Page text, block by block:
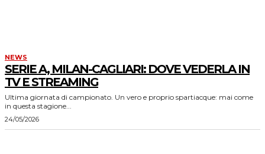
NEWS
SERIE A, MILAN-CAGLIARI: DOVE VEDERLA IN
TV E STREAMING
Ultima giornata di campionato. Un vero e proprio spartiacque: mai come
in questa stagione...
24/05/2026